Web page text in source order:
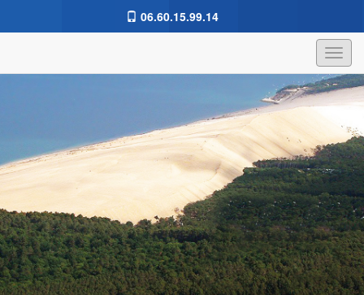
06.60.15.99.14